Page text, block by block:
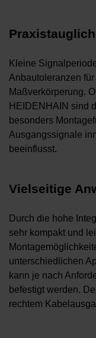
Kleine
Anbautoleranzen
Maßverkörperung.
HEIDENHAIN sind
besonders
Ausgangssignale
beeinflusst.
Vielseitige
Durch die hohe
sehr kompakt und
unterschiedlichen
kann je nach
befestigt werden.
rechtem